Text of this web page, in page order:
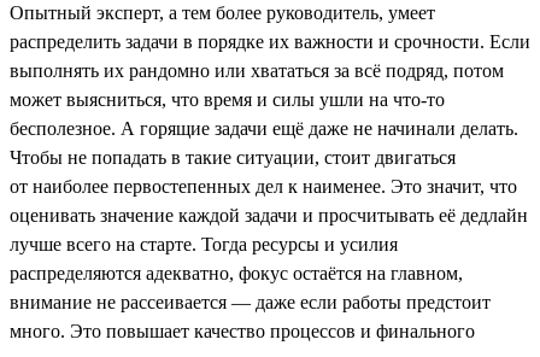
Опытный эксперт, а тем более руководитель, умеет
распределить задачи в порядке их важности и срочности. Если
выполнять их рандомно или хвататься за всё подряд, потом
может выясниться, что время и силы ушли на что-то
бесполезное. А горящие задачи ещё даже не начинали делать.
Чтобы не попадать в такие ситуации, стоит двигаться
от наиболее первостепенных дел к наименее. Это значит, что
оценивать значение каждой задачи и просчитывать её дедлайн
лучше всего на старте. Тогда ресурсы и усилия
распределяются адекватно, фокус остаётся на главном,
внимание не рассеивается — даже если работы предстоит
много. Это повышает качество процессов и финального